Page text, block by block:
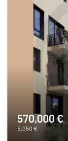
570,000 €
6,050 €